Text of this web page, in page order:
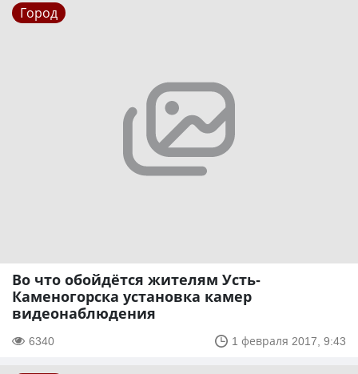
Город
Во что обойдётся жителям Усть-
Каменогорска установка камер
видеонаблюдения
6340 1 февраля 2017, 9:43